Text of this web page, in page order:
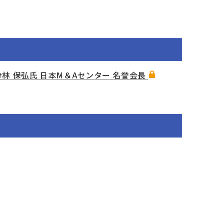
保弘氏 日本M＆Aセンター 名誉会長